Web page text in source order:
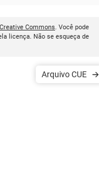
Creative Commons. Você pode
licença. Não se esqueça de
Arquivo CUE